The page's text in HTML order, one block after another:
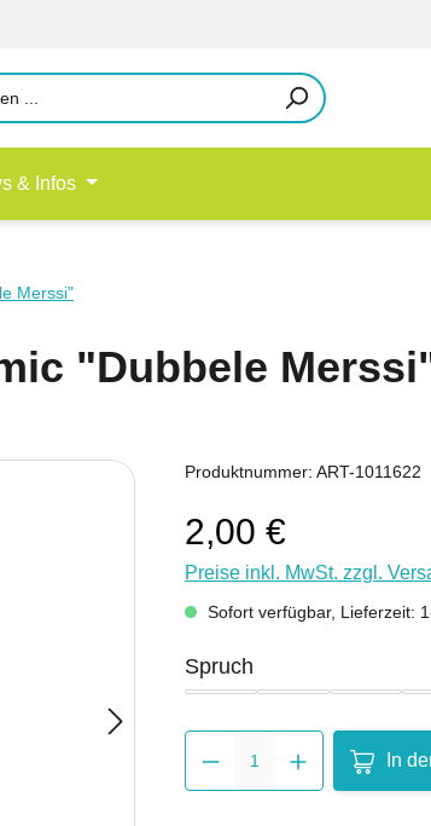
& Infos
Merssi"
"Dubbele
Produktnummer: ART-1011622
2,00 €
Preise inkl. MwSt. zzgl.
Sofort verfügbar, Lieferzeit:
Spruch
In